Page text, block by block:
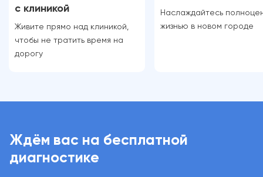
с клиникой
Живите прямо над клиникой,
чтобы не тратить время на
дорогу
Наслаждайтесь
жизнью в новом городе
Ждём вас на бесплатной
диагностике